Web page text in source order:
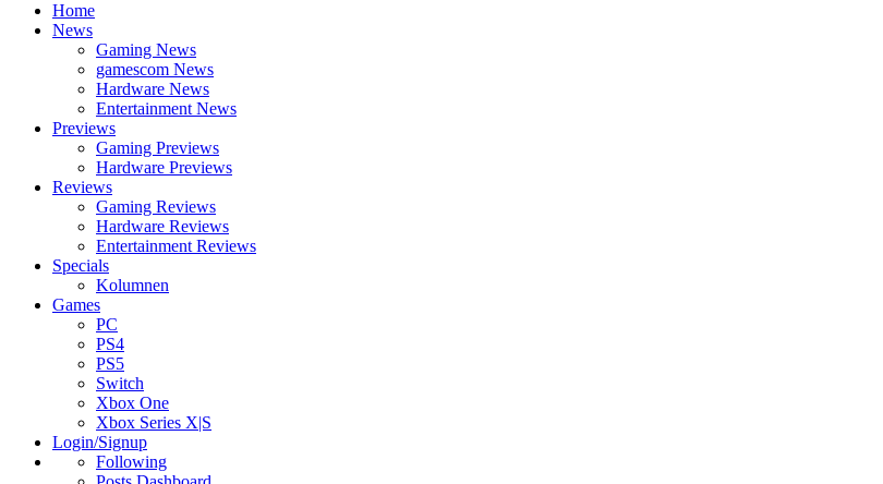
Home
News
Gaming News
gamescom News
Hardware News
Entertainment News
Previews
Gaming Previews
Hardware Previews
Reviews
Gaming Reviews
Hardware Reviews
Entertainment Reviews
Specials
Kolumnen
Games
PC
PS4
PS5
Switch
Xbox One
Xbox Series X|S
Login/Signup
Following